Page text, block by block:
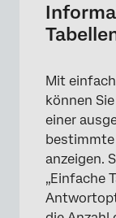
Mit
können
einer
anzeigen.
„Einfache